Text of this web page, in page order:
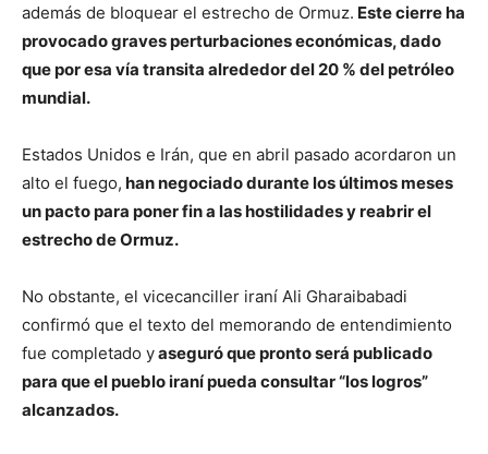
además de bloquear el estrecho de Ormuz. Este cierre ha
provocado graves perturbaciones económicas, dado
que por esa vía transita alrededor del 20 % del petróleo
mundial.
Estados Unidos e Irán, que en abril pasado acordaron un
alto el fuego, han negociado durante los últimos meses
un pacto para poner fin a las hostilidades y reabrir el
estrecho de Ormuz.
No obstante, el vicecanciller iraní Ali Gharaibabadi
confirmó que el texto del memorando de entendimiento
fue completado yaseguró que pronto será publicado
para que el pueblo iraní pueda consultar “los logros”
alcanzados.